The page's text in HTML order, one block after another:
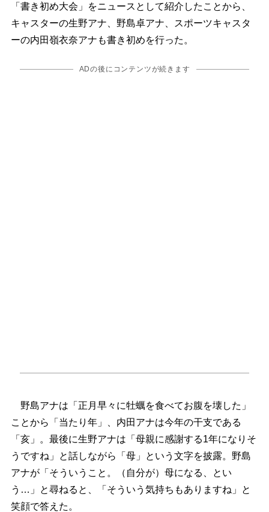
「書き初め大会」をニュースとして紹介したことから、
キャスターの生野アナ、野島卓アナ、スポーツキャスタ
ーの内田嶺衣奈アナも書き初めを行った。
ADの後にコンテンツが続きます
野島アナは「正月早々に牡蠣を食べてお腹を壊した」
ことから「当たり年」、内田アナは今年の干支である
「亥」。最後に生野アナは「母親に感謝する1年になりそ
うですね」と話しながら「母」という文字を披露。野島
アナが「そういうこと。（自分が）母になる、とい
う…」と尋ねると、「そういう気持ちもありますね」と
笑顔で答えた。